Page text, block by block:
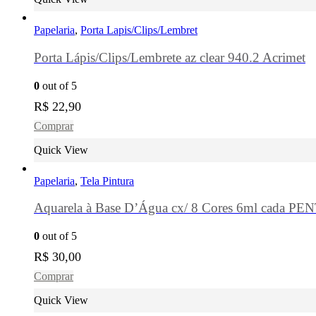
Papelaria, Porta Lapis/Clips/Lembret
Porta Lápis/Clips/Lembrete az clear 940.2 Acrimet
0 out of 5
R$ 22,90
Comprar
Quick View
Papelaria, Tela Pintura
Aquarela à Base D’Água cx/ 8 Cores 6ml cada
0 out of 5
R$ 30,00
Comprar
Quick View